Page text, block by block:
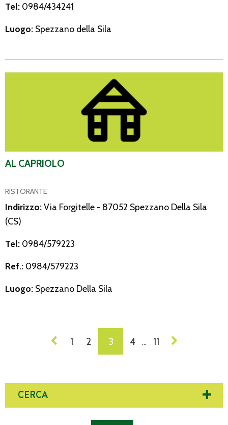
Tel: 0984/434241
Luogo: Spezzano della Sila
AL CAPRIOLO
RISTORANTE
Indirizzo:Via Forgitelle - 87052 Spezzano Della Sila
(CS)
Tel: 0984/579223
Ref.: 0984/579223
Luogo: Spezzano Della Sila
NAVIGAZIONE
1 2 3 4 … 11
CERCA